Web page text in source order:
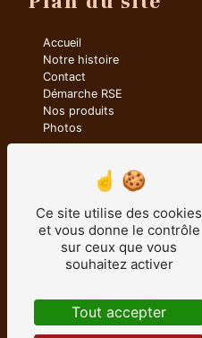
Accueil
Notre histoire
Contact
Démarche RSE
Nos produits
Photos
Nos liens
Mixe farine
Meunerie
Comptoir Meunier
Minoterie
Ce site utilise des cookies
et vous donne le contrôle
sur ceux que vous
souhaitez activer
Tout accepter